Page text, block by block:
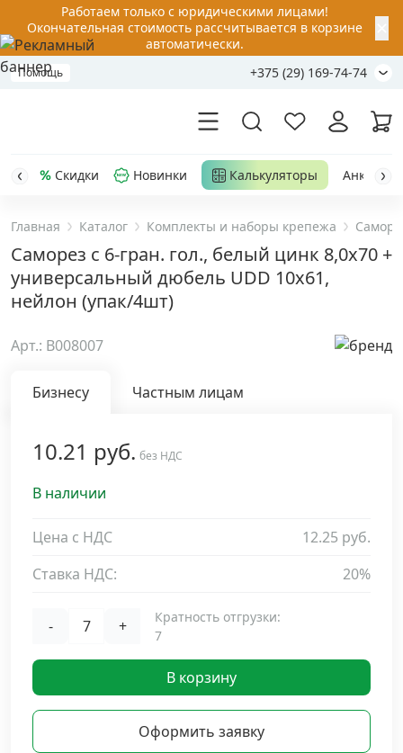
Работаем только с юридическими лицами!
Окончательная стоимость рассчитывается в корзине
автоматически.
Помощь +375 (29) 169-74-74
Акции
Распродажа
Анкерная техника
Кабельный крепеж
Строительный инструмент и инвентарь ›
Заклепки
Химический крепеж
Гвозди и скобы ›
Хомуты и шуруп-шпильки
Скидки Новинки Калькуляторы Анкер-
Главная Каталог Комплекты и наборы крепежа
Саморез с 6-гран. гол., белый цинк 8,0х70 +
универсальный дюбель UDD 10х61,
нейлон (упак/4шт)
Арт.: B008007
Бизнесу Частным лицам
10.21 руб. без НДС
В наличии
Цена с НДС
12.25 руб.
Ставка НДС:
20%
- +
Кратность отгрузки:
7
В корзину
Оформить заявку